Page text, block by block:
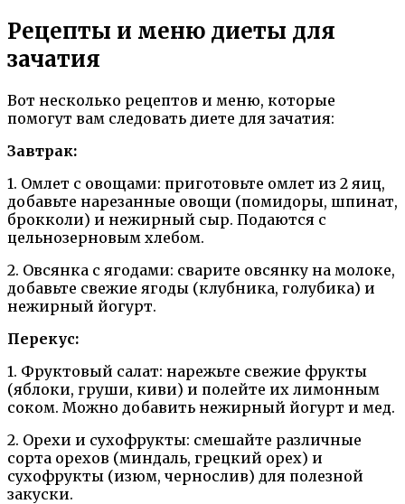
Рецепты и меню диеты для
зачатия
Вот несколько рецептов и меню, которые
помогут вам следовать диете для зачатия:
Завтрак:
1. Омлет с овощами: приготовьте омлет из 2 яиц,
добавьте нарезанные овощи (помидоры, шпинат,
брокколи) и нежирный сыр. Подаются с
цельнозерновым хлебом.
2. Овсянка с ягодами: сварите овсянку на молоке,
добавьте свежие ягоды (клубника, голубика) и
нежирный йогурт.
Перекус:
1. Фруктовый салат: нарежьте свежие фрукты
(яблоки, груши, киви) и полейте их лимонным
соком. Можно добавить нежирный йогурт и мед.
2. Орехи и сухофрукты: смешайте различные
сорта орехов (миндаль, грецкий орех) и
сухофрукты (изюм, чернослив) для полезной
закуски.